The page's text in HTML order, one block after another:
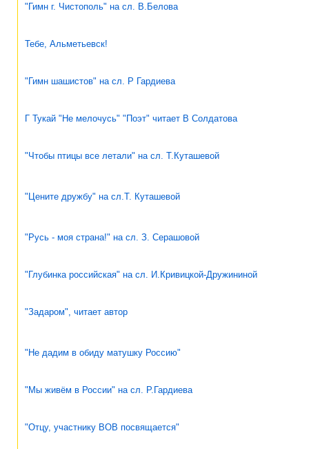
"Гимн г. Чистополь" на сл. В.Белова
Тебе, Альметьевск!
"Гимн шашистов" на сл. Р Гардиева
Г Тукай "Не мелочусь" "Поэт" читает В Солдатова
"Чтобы птицы все летали" на сл. Т.Куташевой
"Цените дружбу" на сл.Т. Куташевой
"Русь - моя страна!" на сл. З. Серашовой
"Глубинка российская" на сл. И.Кривицкой-Дружининой
"Задаром", читает автор
"Не дадим в обиду матушку Россию"
"Мы живём в России" на сл. Р.Гардиева
"Отцу, участнику ВОВ посвящается"